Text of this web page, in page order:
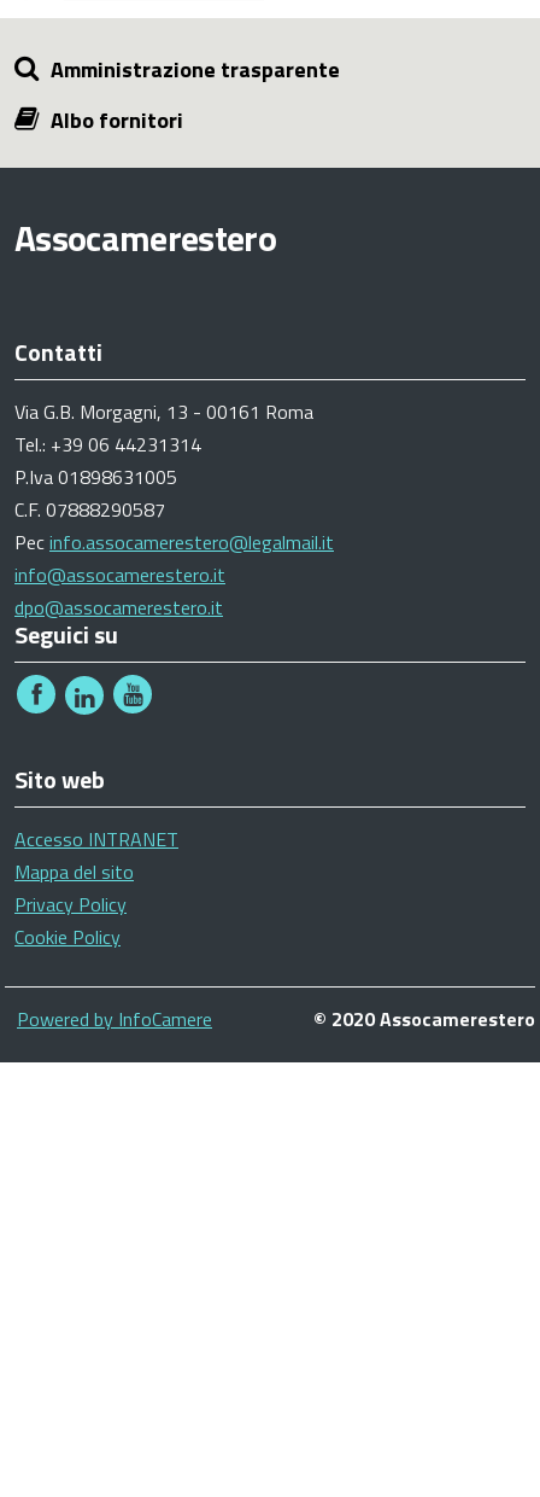
Amministrazione trasparente
Albo fornitori
Assocamerestero
Contatti
Via G.B. Morgagni, 13 - 00161 Roma
Tel.: +39 06 44231314
P.Iva 01898631005
C.F. 07888290587
Pecinfo.assocamerestero@legalmail.it
info@assocamerestero.it
dpo@assocamerestero.it
Seguici su
Sito web
Accesso INTRANET
Mappa del sito
Privacy Policy
Cookie Policy
Piè
di
Powered by InfoCamere © 2020 Assocamerestero